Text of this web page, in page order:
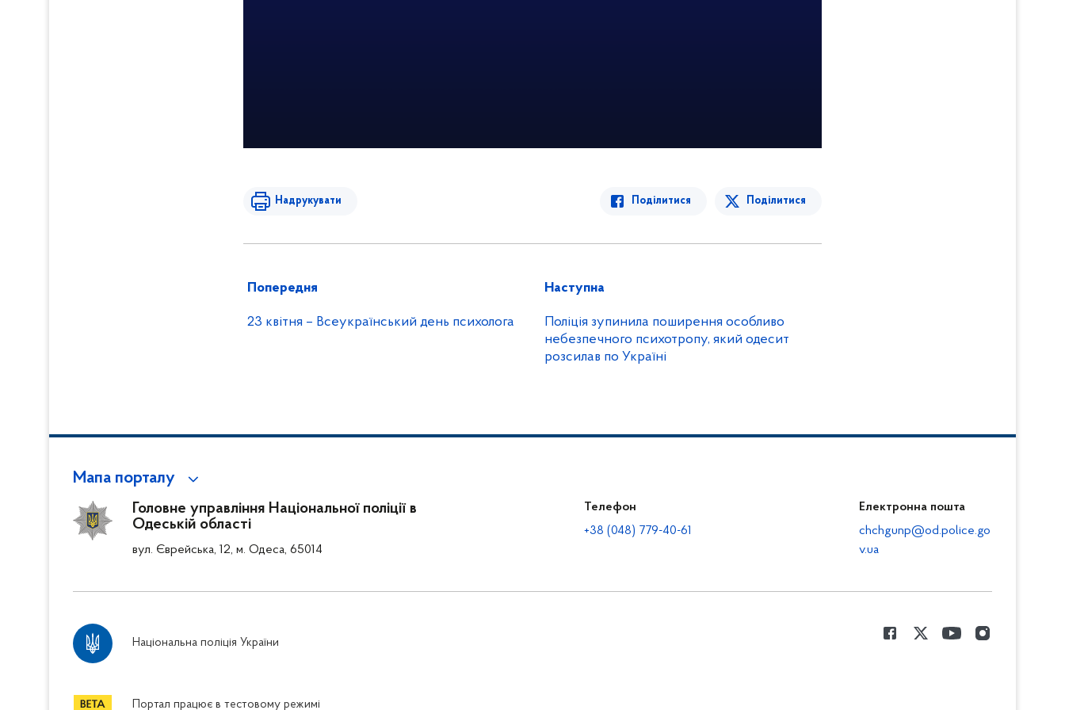
Надрукувати Поділитися Поділитися
Попередня
23 квітня – Всеукраїнський день психолога
Наступна
Поліція зупинила поширення особливо
небезпечного психотропу, який одесит
розсилав по Україні
Мапа порталу
Головне управління Національної поліції в
Одеській області
вул. Єврейська, 12, м. Одеса, 65014
Телефон
+38 (048) 779-40-61
Електронна пошта
chchgunp@od.police.go
v.ua
Національна поліція України
Портал працює в тестовому режимі